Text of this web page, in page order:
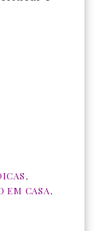
,
EM CASA,